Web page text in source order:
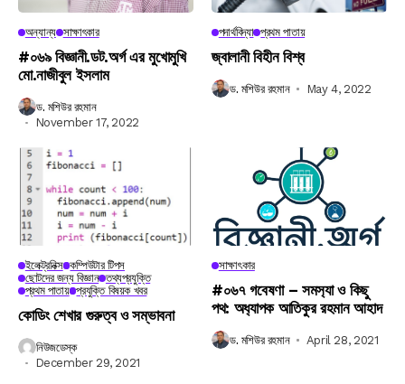
অন্যান্য সাক্ষাৎকার
#০৬৯ বিজ্ঞানী.ডট.অর্গ এর মুখোমুখি
মো.নাজীবুল ইসলাম
ড. মশিউর রহমান
November 17, 2022
পদার্থবিদ্যা প্রথম পাতায়
জ্বালানী বিহীন বিশ্ব
ড. মশিউর রহমান May 4, 2022
ইলেক্ট্রনিক্স কম্পিউটার টিপস
ছোটদের জন্য বিজ্ঞান তথ্যপ্রযুক্তি
প্রথম পাতায় প্রযুক্তি বিষয়ক খবর
কোডিং শেখার গুরুত্ব ও সম্ভাবনা
নিউজডেস্ক
December 29, 2021
সাক্ষাৎকার
#০৬৭ গবেষণা – সমস‍্যা ও কিছু
পথ: অধ‍্যাপক আতিকুর রহমান আহাদ
ড. মশিউর রহমান April 28, 2021